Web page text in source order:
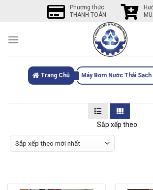
Phương thức
THANH TOÁN
Trang Chủ Máy Bơm Nước Thải
Sắp xếp theo: